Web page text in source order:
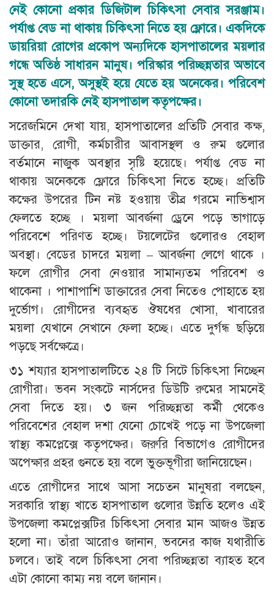
নেই কোনো প্রকার ডিজিটাল চিকিৎসা সেবার সরঞ্জাম।
পর্যাপ্ত বেড না থাকায় চিকিৎসা নিতে হয় ফ্লোরে। একদিকে
ডায়রিয়া রোগের প্রকোপ অন্যদিকে হাসপাতালের ময়লার
গন্ধে অতিষ্ঠ সাধারন মানুষ। পরিস্কার পরিচ্ছন্নতার অভাবে
সুস্থ হতে এসে, অসুস্থই হয়ে যেতে হয় অনেকের। পরিবেশ
কোনো তদারকি নেই হাসপাতাল কতৃপক্ষের।
সরেজমিনে দেখা যায়, হাসপাতালের প্রতিটি সেবার কক্ষ,
ডাক্তার, রোগী, কর্মচারীর আবাসস্থল ও রুম গুলোর
বর্তমানে নাজুক অবস্থার সৃষ্টি হয়েছে। পর্যাপ্ত বেড না
থাকায় অনেককে ফ্লোরে চিকিৎসা নিতে হচ্ছে। প্রতিটি
কক্ষের উপরের টিন নষ্ট হওয়ায় তীব্র গরমে নাভিশ্বাস
ফেলতে হচ্ছে । ময়লা আবর্জনা ড্রেনে পড়ে ভাগাড়ে
পরিবেশে পরিণত হচ্ছে। টয়লেটের গুলোরও বেহাল
অবস্থা। বেডের চাদরে ময়লা – আবর্জনা লেগে থাকে ।
ফলে রোগীর সেবা নেওয়ার সামান্যতম পরিবেশ ও
থাকেনা । পাশাপাশি ডাক্তারের সেবা নিতেও পোহাতে হয়
দুর্ভোগ। রোগীদের ব্যবহৃত ঔষধের খোসা, খাবারের
ময়লা যেখানে সেখানে ফেলা হচ্ছে। এতে দুর্গন্ধ ছড়িয়ে
পড়ছে সর্বক্ষেত্রে।
৩১ শয্যার হাসপাতালটিতে ২৪ টি সিটে চিকিৎসা নিচ্ছেন
রোগীরা। ভবন সংকটে নার্সদের ডিউটি রুমের সামনেই
সেবা দিতে হয়। ৩ জন পরিচ্ছন্নতা কর্মী থেকেও
পরিবেশের বেহাল দশা যেনো চোখেই পড়ে না উপজেলা
স্বাস্থ্য কমপ্লেক্সে কতৃপক্ষের। জরুরি বিভাগেও রোগীদের
অপেক্ষার প্রহর গুনতে হয় বলে ভুক্তভূগীরা জানিয়েছেন।
এতে রোগীদের সাথে আসা সচেতন মানুষরা বলছেন,
সরকারি স্বাস্থ্য খাতে হাসপাতাল গুলোর উন্নতি হলেও এই
উপজেলা কমপ্লেক্সটির চিকিৎসা সেবার মান আজও উন্নত
হলো না। তাঁরা আরোও জানান, ভবনের কাজ যথারীতি
চলবে। তাই বলে চিকিৎসা সেবা পরিচ্ছন্নতা ব্যাহত হবে
এটা কোনো কাম্য নয় বলে জানান।